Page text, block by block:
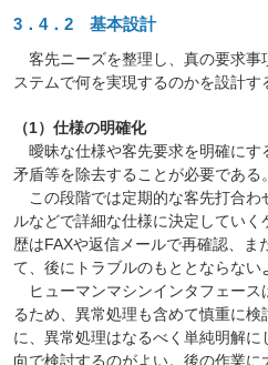
3．4．2 基本設計
客先ニーズを整理し、真の要求事
ステムで何を実現するのかを設計す
（1）仕様の明確化
曖昧な仕様や客先要求を明確にす
矛盾等を除去することが必要である。
この段階では定期的な客先打合わ
ルなどで詳細な仕様に決定してい
歴はFAXや返信メールで再確認、ま
て、後にトラブルのもととならない
ヒューマンマシンインタフェース
るため、異常処理も含めて慎重に
に、異常処理はなるべく単純明解
向で検討するのがよい。後の作業に